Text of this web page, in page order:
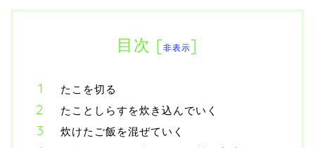
目次 [非表示]
たこを切る
たことしらすを炊き込んでいく
炊けたご飯を混ぜていく